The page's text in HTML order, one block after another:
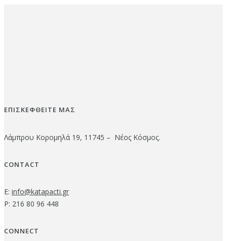
ΕΠΙΣΚΕΦΘΕΙΤΕ ΜΑΣ
Λάμπρου Κορομηλά 19, 11745 – Νέος Κόσμος.
CONTACT
E: info@katapacti.gr
P: 216 80 96 448
CONNECT